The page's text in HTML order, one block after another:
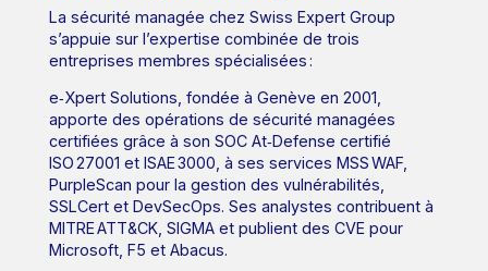
La sécurité managée chez Swiss Expert Group
s’appuie sur l’expertise combinée de trois
entreprises membres spécialisées :
e‑Xpert Solutions, fondée à Genève en 2001,
apporte des opérations de sécurité managées
certifiées grâce à son SOC At‑Defense certifié
ISO 27001 et ISAE 3000, à ses services MSS WAF,
PurpleScan pour la gestion des vulnérabilités,
SSLCert et DevSecOps. Ses analystes contribuent à
MITRE ATT&CK, SIGMA et publient des CVE pour
Microsoft, F5 et Abacus.